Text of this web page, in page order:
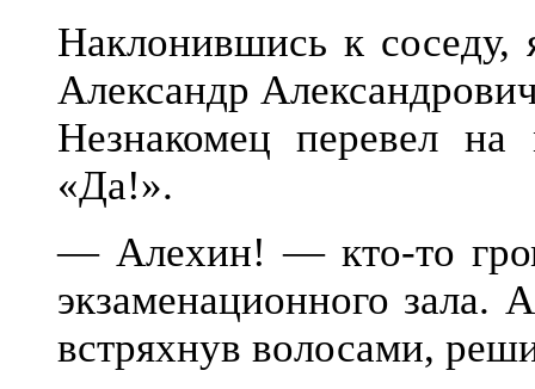
Наклонившись к соседу,
Александр
Незнакомец перевел
«Да!».
— Алехин! — кто-то
экзаменационного зала.
встряхнув волосами,